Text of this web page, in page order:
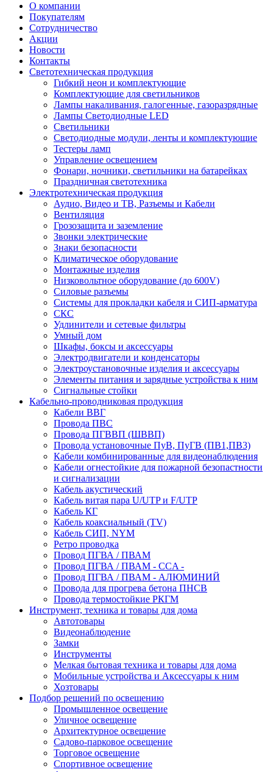
О компании
Покупателям
Сотрудничество
Акции
Новости
Контакты
Светотехническая продукция
Гибкий неон и комплектующие
Комплектующие для светильников
Лампы накаливания, галогенные, газоразрядные
Лампы Светодиодные LED
Светильники
Светодиодные модули, ленты и комплектующие
Тестеры ламп
Управление освещением
Фонари, ночники, светильники на батарейках
Праздничная светотехника
Электротехническая продукция
Аудио, Видео и ТВ, Разъемы и Кабели
Вентиляция
Грозозащита и заземление
Звонки электрические
Знаки безопасности
Климатическое оборудование
Монтажные изделия
Низковольтное оборудование (до 600V)
Силовые разъемы
Системы для прокладки кабеля и СИП-арматура
СКС
Удлинители и сетевые фильтры
Умный дом
Шкафы, боксы и аксессуары
Электродвигатели и конденсаторы
Электроустановочные изделия и аксессуары
Элементы питания и зарядные устройства к ним
Сигнальные стойки
Кабельно-проводниковая продукция
Кабели ВВГ
Провода ПВС
Провода ПГВВП (ШВВП)
Провода установочные ПуВ, ПуГВ (ПВ1,ПВ3)
Кабели комбинированные для видеонаблюдения
Кабели огнестойкие для пожарной безопастности
и сигнализации
Кабель акустический
Кабель витая пара U/UTP и F/UTP
Кабель КГ
Кабель коаксиальный (TV)
Кабель СИП, NYM
Ретро проводка
Провод ПГВА / ПВАМ
Провод ПГВА / ПВАМ - CCA -
Провод ПГВА / ПВАМ - АЛЮМИНИЙ
Провода для прогрева бетона ПНСВ
Провода термостойкие РКГМ
Инструмент, техника и товары для дома
Автотовары
Видеонаблюдение
Замки
Инструменты
Мелкая бытовая техника и товары для дома
Мобильные устройства и Аксессуары к ним
Хозтовары
Подбор решений по освещению
Промышленное освещение
Уличное освещение
Архитектурное освещение
Садово-парковое освещение
Торговое освещение
Спортивное освещение